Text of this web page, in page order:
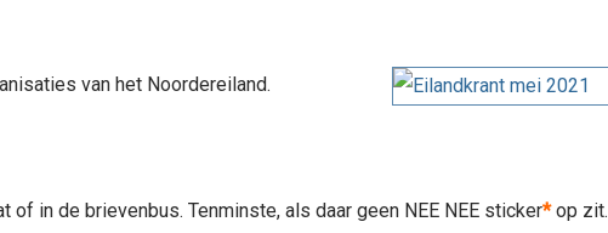
van het Noordereiland.
of in de brievenbus. Tenminste, als daar geen NEE NEE sticker*op zit.